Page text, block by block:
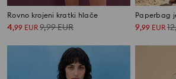
Rovno krojeni kratki hlače
4,99 EUR9,99EUR 9,99 EUR